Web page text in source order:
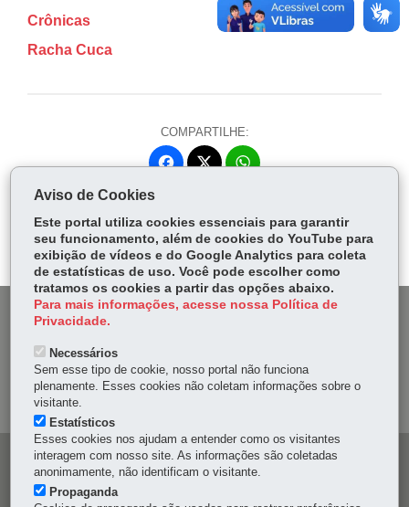
Crônicas
Racha Cuca
COMPARTILHE:
Fa
ok
itt
er
W
Ap
p
DENUNCIE CORRUPÇÃO
OUVIDORIA
Navegação
principal
Aviso de Cookies
Este portal utiliza cookies essenciais para garantir
seu funcionamento, além de cookies do YouTube para
exibição de vídeos e do Google Analytics para coleta
de estatísticas de uso. Você pode escolher como
tratamos os cookies a partir das opções abaixo.
Para mais informações, acesse nossa Política de
Privacidade.
Necessários
Sem esse tipo de cookie, nosso portal não funciona
plenamente. Esses cookies não coletam informações sobre o
visitante.
Estatísticos
Esses cookies nos ajudam a entender como os visitantes
interagem com nosso site. As informações são coletadas
anonimamente, não identificam o visitante.
Propaganda